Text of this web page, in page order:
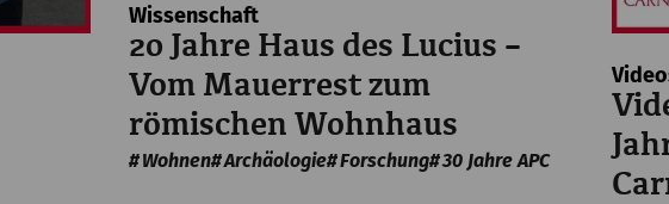
Wissenschaft
20 Jahre Haus des Lucius –
Vom Mauerrest zum
römischen Wohnhaus
Wohnen Archäologie Forschung 30 Jahre APC